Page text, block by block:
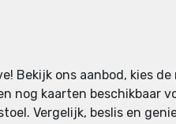
Bekijk ons aanbod, kies
nog kaarten beschikbaar
Vergelijk, beslis en